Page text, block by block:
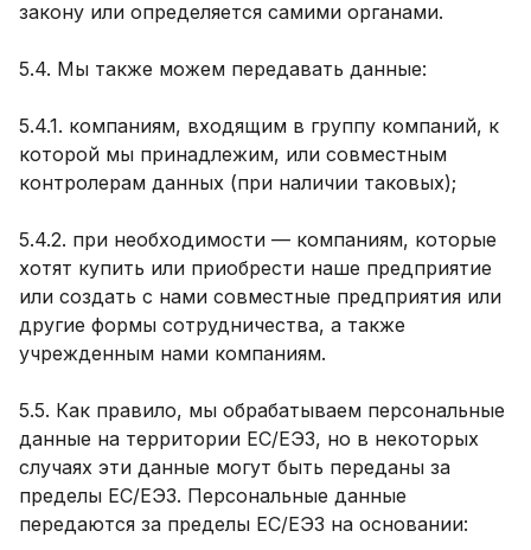
закону или определяется самими органами.
5.4. Мы также можем передавать данные:
5.4.1. компаниям, входящим в группу компаний, к
которой мы принадлежим, или совместным
контролерам данных (при наличии таковых);
5.4.2. при необходимости — компаниям, которые
хотят купить или приобрести наше предприятие
или создать с нами совместные предприятия или
другие формы сотрудничества, а также
учрежденным нами компаниям.
5.5. Как правило, мы обрабатываем персональные
данные на территории ЕС/ЕЭЗ, но в некоторых
случаях эти данные могут быть переданы за
пределы ЕС/ЕЭЗ. Персональные данные
передаются за пределы ЕС/ЕЭЗ на основании: